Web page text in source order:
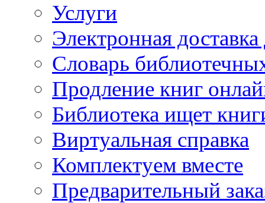
Услуги
Электронная
Словарь
Продление книг
Библиотека ищет
Виртуальная справка
Комплектуем вместе
Предварительный